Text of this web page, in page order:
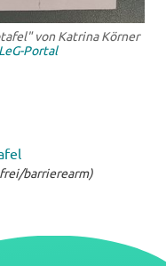
von Katrina Körner
Portal
barrierearm)